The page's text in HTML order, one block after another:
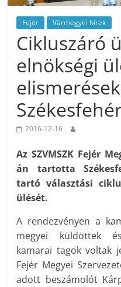
Fejér Vármegyei hírek
Cikluszáró
elnökségi
2016-12-16
Az SZVMSZK Fejér
án tartotta
tartó választási
ülését.
A rendezvényen a
megyei küldöttek
kamarai tagok voltak
Fejér Megyei
adott beszámolót